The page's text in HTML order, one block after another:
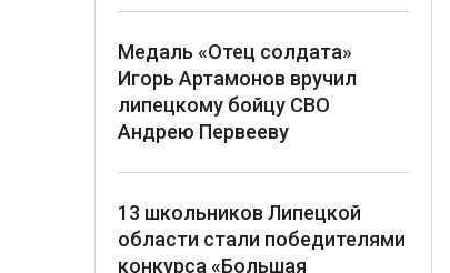
Медаль «Отец солдата»
Игорь Артамонов вручил
липецкому бойцу СВО
Андрею Первееву
13 школьников Липецкой
области стали победителями
конкурса «Большая